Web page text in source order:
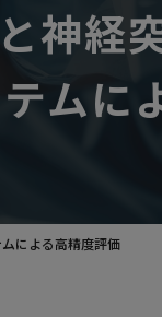
神経
ムに
による高精度評価